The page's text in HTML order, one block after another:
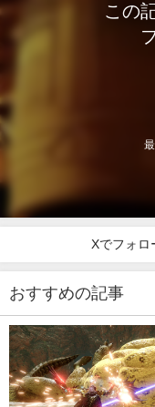
この
Xでフォロ
おすすめの記事